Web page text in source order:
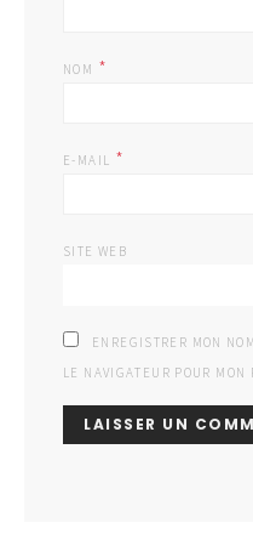
NOM *
E-MAIL *
SITE WEB
ENREGISTRER MON
LE NAVIGATEUR POUR MON